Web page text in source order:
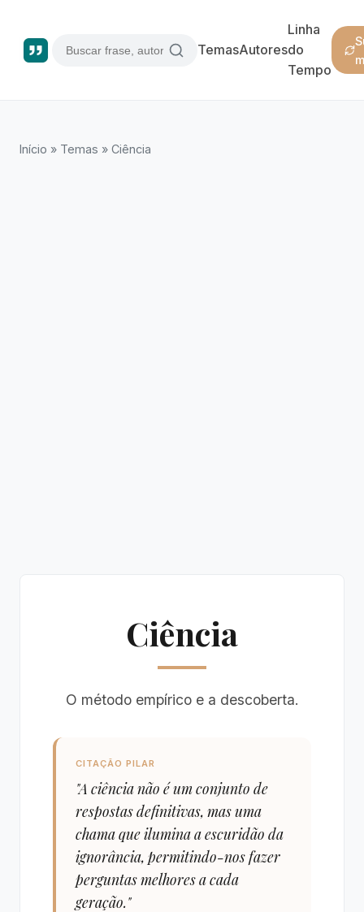
TemasAutores
Linha
do
Tempo
Início » Temas » Ciência
Ciência
O método empírico e a descoberta.
CITAÇÃO PILAR
"A ciência não é um conjunto de
respostas definitivas, mas uma
chama que ilumina a escuridão da
ignorância, permitindo-nos fazer
perguntas melhores a cada
geração."